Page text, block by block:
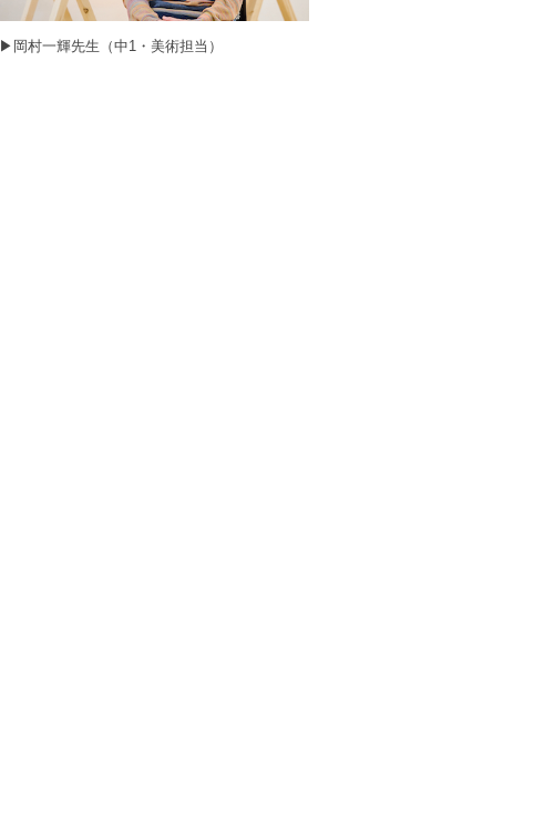
▶︎岡村一輝先生（中1・美術担当）